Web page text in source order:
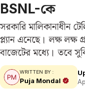
BSNL-কে
সরকারি মালিকানাধীন
প্ল্যান এনেছে। লক্ষ লক্ষ
বাজেটের মধ্যে। তবে
Jio, Airtel, এবং Vi- কে।
সন্ধান করছেন তাদের
WRITTEN BY :
Puja Mondal